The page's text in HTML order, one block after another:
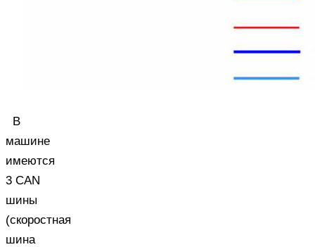
В
машине
имеются
3 CAN
шины
(скоростная
шина